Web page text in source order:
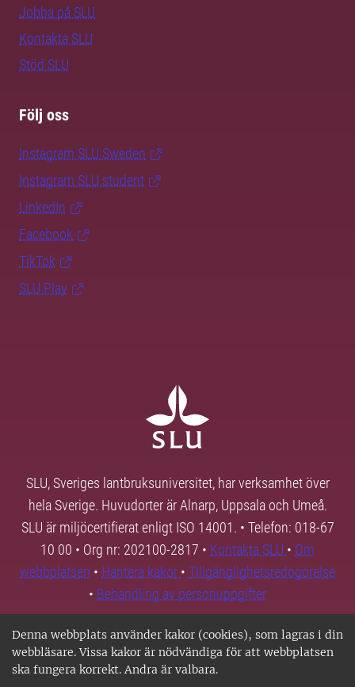
Denna webbplats använder kakor (cookies), som lagras i din
webbläsare. Vissa kakor är nödvändiga för att webbplatsen
ska fungera korrekt. Andra är valbara.
Jobba på SLU
Kontakta SLU
Stöd SLU
Följ oss
Instagram SLU.Sweden
Instagram SLU.student
LinkedIn
Facebook
TikTok
SLU Play
SLU, Sveriges lantbruksuniversitet, har verksamhet över
hela Sverige. Huvudorter är Alnarp, Uppsala och Umeå.
SLU är miljöcertifierat enligt ISO 14001. • Telefon: 018-67
10 00 • Org nr: 202100-2817 • Kontakta SLU • Om
webbplatsen • Hantera kakor • Tillgänglighetsredogörelse
• Behandling av personuppgifter